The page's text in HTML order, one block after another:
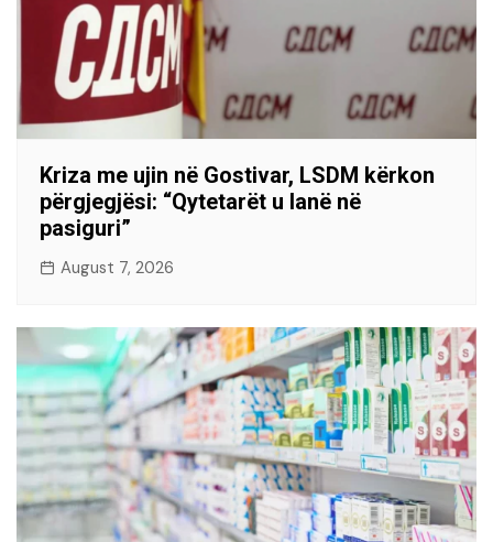
Kriza me ujin në Gostivar, LSDM kërkon
përgjegjësi: “Qytetarët u lanë në
pasiguri”
August 7, 2026